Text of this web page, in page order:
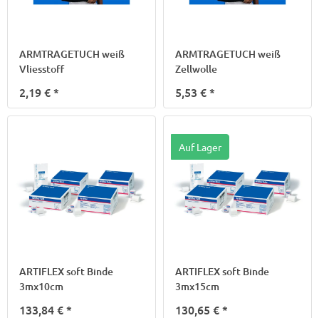
ARMTRAGETUCH weiß
Vliesstoff
2,19 €*
ARMTRAGETUCH weiß
Zellwolle
5,53 €*
ARTIFLEX soft Binde
3mx10cm
133,84 €*
Auf Lager
ARTIFLEX soft Binde
3mx15cm
130,65 €*